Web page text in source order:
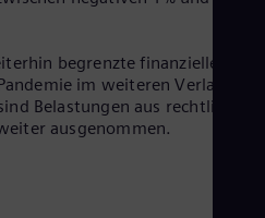
begrenzte finanzielle
im weiteren Verlauf des
Belastungen aus rechtlichen
ausgenommen.